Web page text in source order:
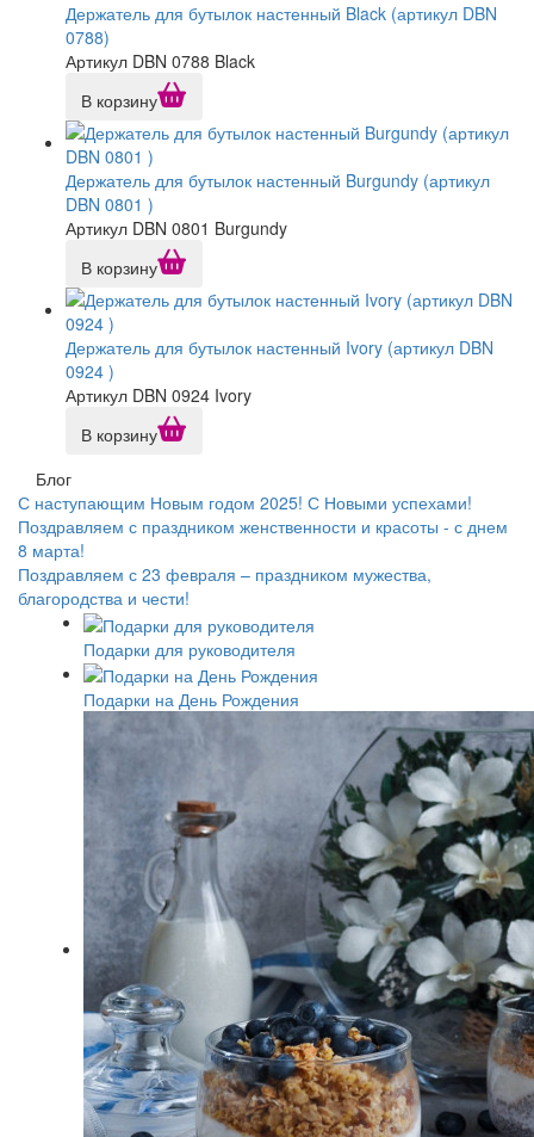
Держатель для бутылок настенный Black (артикул DBN
0788)
Артикул DBN 0788 Black
В корзину
Держатель для бутылок настенный Burgundy (артикул
DBN 0801 )
Артикул DBN 0801 Burgundy
В корзину
Держатель для бутылок настенный Ivory (артикул DBN
0924 )
Артикул DBN 0924 Ivory
В корзину
Блог
С наступающим Новым годом 2025! С Новыми успехами!
Поздравляем с праздником женственности и красоты - с днем
8 марта!
Поздравляем с 23 февраля – праздником мужества,
благородства и чести!
Подарки для руководителя
Подарки на День Рождения